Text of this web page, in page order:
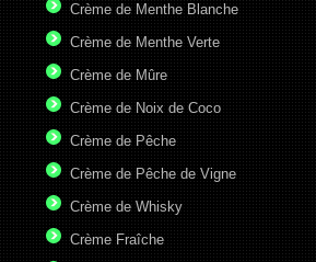
Crème de Menthe Blanche
Crème de Menthe Verte
Crème de Mûre
Crème de Noix de Coco
Crème de Pêche
Crème de Pêche de Vigne
Crème de Whisky
Crème Fraîche